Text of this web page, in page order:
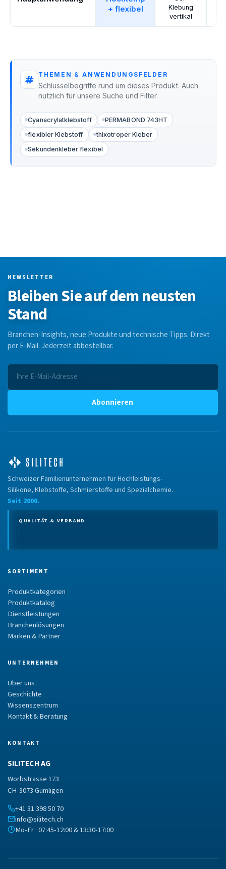
+ flexibel
Klebung
vertikal
THEMEN & ANWENDUNGSFELDER
Schlüsselbegriffe rund um dieses Produkt. Auch
nützlich für unsere Suche und Filter.
Cyanacrylatklebstoff
PERMABOND 743HT
flexibler Klebstoff
thixotroper Kleber
Sekundenkleber flexibel
NEWSLETTER
Bleiben Sie auf dem neusten
Stand
Branchen-Insights, neue Produkte und technische Tipps. Direkt
per E-Mail. Jederzeit abbestellbar.
Abonnieren
Schweizer Familienunternehmen für Hochleistungs-
Silikone, Klebstoffe, Schmierstoffe und Spezialchemie.
Seit 2000.
QUALITÄT & VERBAND
SORTIMENT
Produktkategorien
Produktkatalog
Dienstleistungen
Branchenlösungen
Marken & Partner
UNTERNEHMEN
Über uns
Geschichte
Wissenszentrum
Kontakt & Beratung
KONTAKT
SILITECH AG
Worbstrasse 173
CH-3073 Gümligen
+41 31 398 50 70
info@silitech.ch
Mo-Fr · 07:45-12:00 & 13:30-17:00